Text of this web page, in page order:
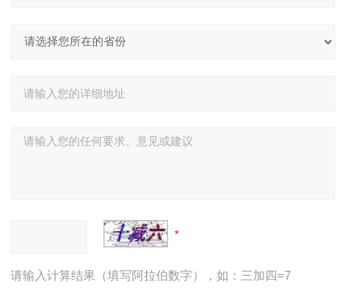
请输入计算结果（填写阿拉伯数字），如：三加四=7